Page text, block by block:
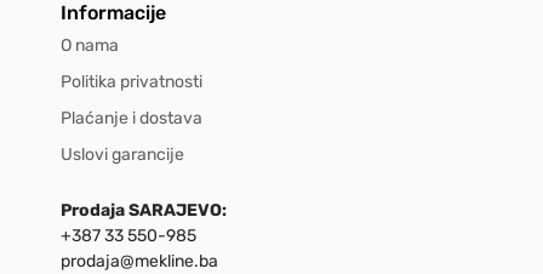
Informacije
O nama
Politika privatnosti
Plaćanje i dostava
Uslovi garancije
Prodaja SARAJEVO:
+387 33 550-985
prodaja@mekline.ba